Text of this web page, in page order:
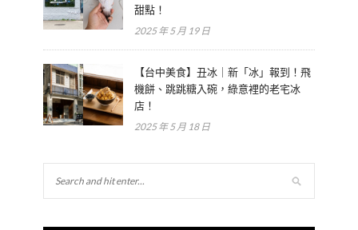
甜點！
2025 年 5 月 19 日
【台中美食】丑冰｜新「冰」報到！飛
機餅、跳跳糖入碗，綠意裡的老宅冰
店！
2025 年 5 月 18 日